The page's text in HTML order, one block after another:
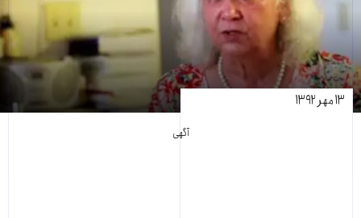
۱۳ مهر ۱۳۹۲
آگهی